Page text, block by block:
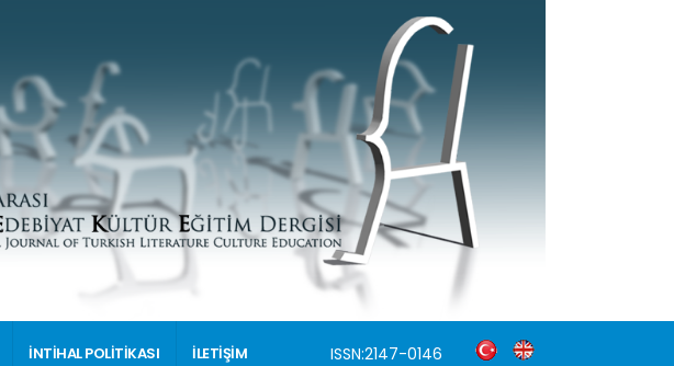
İNTİHAL POLİTİKASI İLETİŞİM ISSN:2147-0146